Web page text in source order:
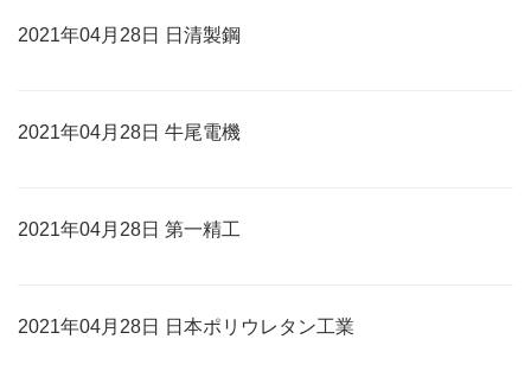
2021年04月28日 日清製鋼
2021年04月28日 牛尾電機
2021年04月28日 第一精工
2021年04月28日 日本ポリウレタン工業